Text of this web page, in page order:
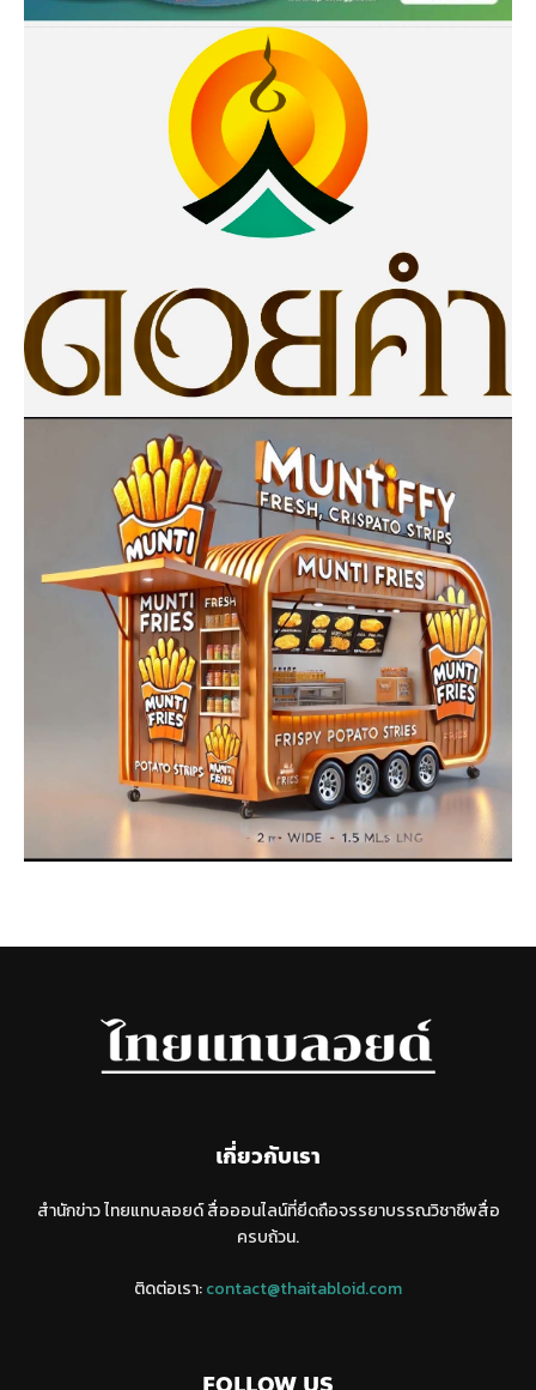
เกี่ยวกับเรา
สำนักข่าว ไทยแทบลอยด์ สื่อออนไลน์ที่ยึดถือจรรยาบรรณวิชาชีพสื่อ
ครบถ้วน.
ติดต่อเรา:contact@thaitabloid.com